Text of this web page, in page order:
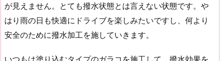
が見えません。とても撥水状態とは言えない状態です。や
はり雨の日も快適にドライブを楽しみたいですし、何より
安全のために撥水加工を施していきます。